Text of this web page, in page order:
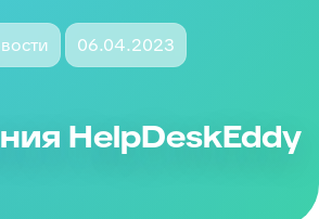
06.04.2023
HelpDeskEddy